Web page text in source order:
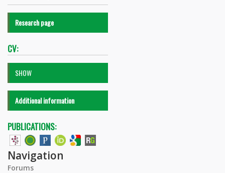
Research page
CV:
SHOW
Additional information
PUBLICATIONS:
Navigation
Forums